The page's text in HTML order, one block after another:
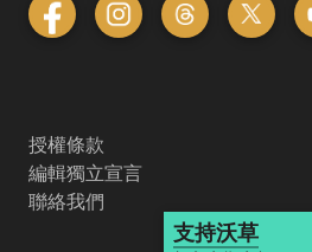
授權條款
編輯獨立宣言
聯絡我們
支持沃草